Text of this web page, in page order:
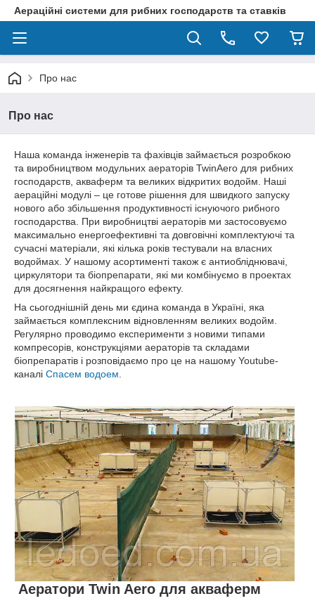
Аераційні системи для рибних господарств та ставків
Про нас
Про нас
Наша команда інженерів та фахівців займається розробкою
та виробництвом модульних аераторів TwinAero для рибних
господарств, акваферм та великих відкритих водойм. Наші
аераційні модулі – це готове рішення для швидкого запуску
нового або збільшення продуктивності існуючого рибного
господарства. При виробництві аераторів ми застосовуємо
максимально енергоефективні та довговічні комплектуючі та
сучасні матеріали, які кілька років тестували на власних
водоймах. У нашому асортименті також є антиобліднювачі,
циркулятори та біопрепарати, які ми комбінуємо в проектах
для досягнення найкращого ефекту.
На сьогоднішній день ми єдина команда в Україні, яка
займається комплексним відновленням великих водойм.
Регулярно проводимо експерименти з новими типами
компресорів, конструкціями аераторів та складами
біопрепаратів і розповідаємо про це на нашому Youtube-
каналі Спасем водоем
Аератори Twin Aero для акваферм